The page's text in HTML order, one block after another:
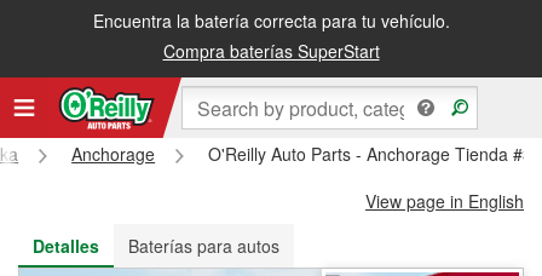
Encuentra la batería correcta para tu vehículo.
Compra baterías SuperStart
Recibe tu orden gratis al día siguiente o recógela en la tienda
Anchorage
O'Reilly Auto Parts - Anchorage Tienda
View page in English
Detalles
Baterías para autos